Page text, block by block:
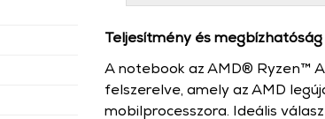
Teljesítmény és megbízhatóság
A notebook az AMD® Ryzen™
felszerelve, amely az AMD
mobilprocesszora. Ideális